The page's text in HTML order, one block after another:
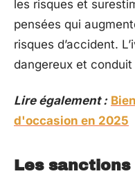
les risques et
pensées qui
risques d’accident.
dangereux et
Lire également :
d'occasion en 2025
Les sanctions